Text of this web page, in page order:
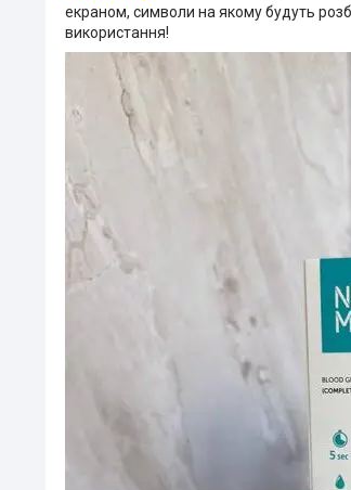
екраном, символи на якому будуть
використання!